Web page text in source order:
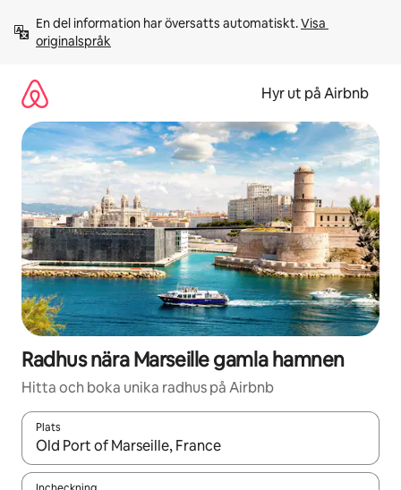
innehåll
En del information har översatts automatiskt. Visa
originalspråk
Hyr ut på Airbnb
Radhus nära Marseille gamla hamnen
Hitta och boka unika radhus på Airbnb
Plats
När resultaten är tillgängliga kan du navigera med upp- och